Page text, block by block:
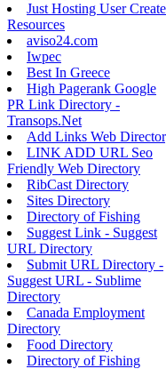
Just Hosting User
Resources
aviso24.com
Iwpec
Best In Greece
High Pagerank Google
PR Link Directory -
Transops.Net
Add Links Web
LINK ADD URL Seo
Friendly Web Directory
RibCast Directory
Sites Directory
Directory of Fishing
Suggest Link - Suggest
URL Directory
Submit URL Directory -
Suggest URL - Sublime
Directory
Canada Employment
Directory
Food Directory
Directory of Fishing